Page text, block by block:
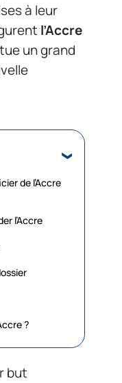
à leur
l’Accre
un grand
de l’Accre
l’Accre
?
but